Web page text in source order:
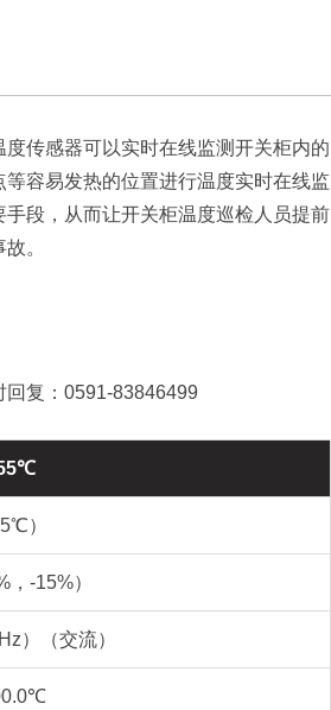
传感器可以实时在线监测开关柜内的
容易发热的位置进行温度实时在线监
段，从而让开关柜温度巡检人员提前
。
复：0591-83846499
）
-15%）
）（交流）